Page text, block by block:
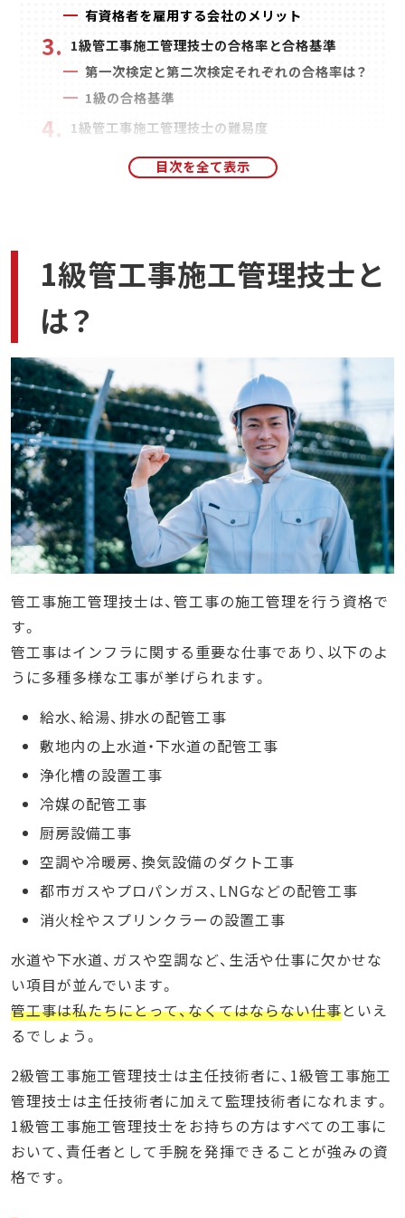
有資格者を雇用する会社のメリット
1級管工事施工管理技士の合格率と合格基準
第一次検定と第二次検定それぞれの合格率は？
1級の合格基準
1級管工事施工管理技士の難易度
出願資格を満たす難易度
受験者層から見た難易度
給水装置工事主任技術者
配管技能士
合格に必要な学習時間は？
ニーズに応じた学習方法を選べる
参考書を使った独学
通信講座の受講
対面で講義を受ける
適切な教材でしっかり学び、資格を手にして活躍
しよう
1級管工事施工管理技士と
は？
管工事施工管理技士は、管工事の施工管理を行う資格で
す。
管工事はインフラに関する重要な仕事であり、以下のよ
うに多種多様な工事が挙げられます。
給水、給湯、排水の配管工事
敷地内の上水道・下水道の配管工事
浄化槽の設置工事
冷媒の配管工事
厨房設備工事
空調や冷暖房、換気設備のダクト工事
都市ガスやプロパンガス、LNGなどの配管工事
消火栓やスプリンクラーの設置工事
水道や下水道、ガスや空調など、生活や仕事に欠かせな
い項目が並んでいます。
管工事は私たちにとって、なくてはならない仕事といえ
るでしょう。
2級管工事施工管理技士は主任技術者に、1級管工事施工
管理技士は主任技術者に加えて監理技術者になれます。
1級管工事施工管理技士をお持ちの方はすべての工事に
おいて、責任者として手腕を発揮できることが強みの資
格です。